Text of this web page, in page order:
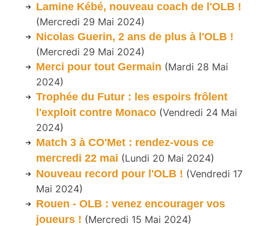
Lamine Kébé, nouveau coach de l'OLB !
(Mercredi 29 Mai 2024)
Nicolas Guerin, 2 ans de plus à l'OLB !
(Mercredi 29 Mai 2024)
Merci pour tout Germain (Mardi 28 Mai
2024)
Trophée du Futur : les espoirs frôlent
l'exploit contre Monaco (Vendredi 24 Mai
2024)
Match 3 à CO'Met : rendez-vous ce
mercredi 22 mai (Lundi 20 Mai 2024)
Nouveau record pour l'OLB ! (Vendredi 17
Mai 2024)
Rouen - OLB : venez encourager vos
joueurs ! (Mercredi 15 Mai 2024)